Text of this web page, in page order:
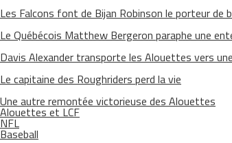
Les Falcons font de Bijan Robinson le porteur de
Le Québécois Matthew Bergeron paraphe une
Davis Alexander transporte les Alouettes vers
Le capitaine des Roughriders perd la vie
Une autre remontée victorieuse des Alouettes
Alouettes et LCF
NFL
Baseball